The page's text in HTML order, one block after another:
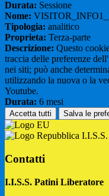
Durata: Sessione
Nome:
Tipologia: analitico
Proprieta: Terza-parte
Descrizione: Questo
traccia delle preferenze
nei siti; può anche
utilizzando la nuova o la
Youtube.
Durata: 6 mesi
Accetta tutti Salva le
Contatti
I.I.S.S. Patini Liberatore